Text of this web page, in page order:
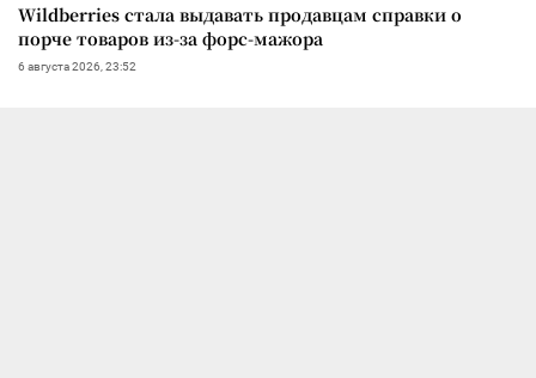
Wildberries стала выдавать продавцам справки о
порче товаров из-за форс-мажора
6 августа 2026, 23:52